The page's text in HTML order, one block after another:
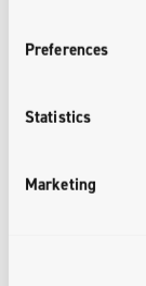
Preferences
Statistics
Marketing
Flexibles
oder spezielle